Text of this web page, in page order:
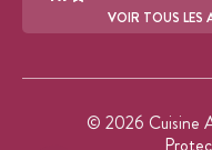
VOIR TOUS LES
© 2026 Cuisine